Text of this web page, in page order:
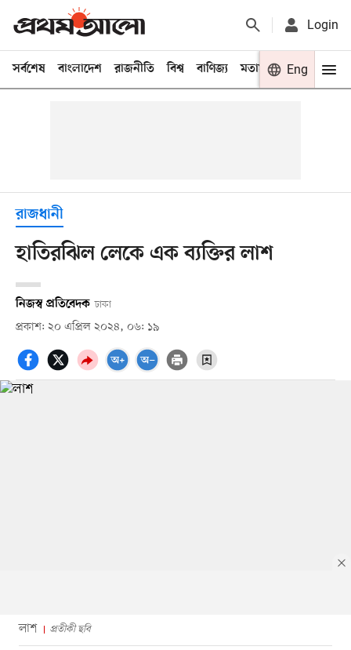
Login
সর্বশেষ বাংলাদেশ রাজনীতি বিশ্ব বাণিজ্য মতামত খেলা
Eng
রাজধানী
হাতিরঝিল লেকে এক ব্যক্তির লাশ
নিজস্ব প্রতিবেদক ঢাকা
প্রকাশ: ২০ এপ্রিল ২০২৪, ০৬: ১৯
লাশ প্রতীকী ছবি